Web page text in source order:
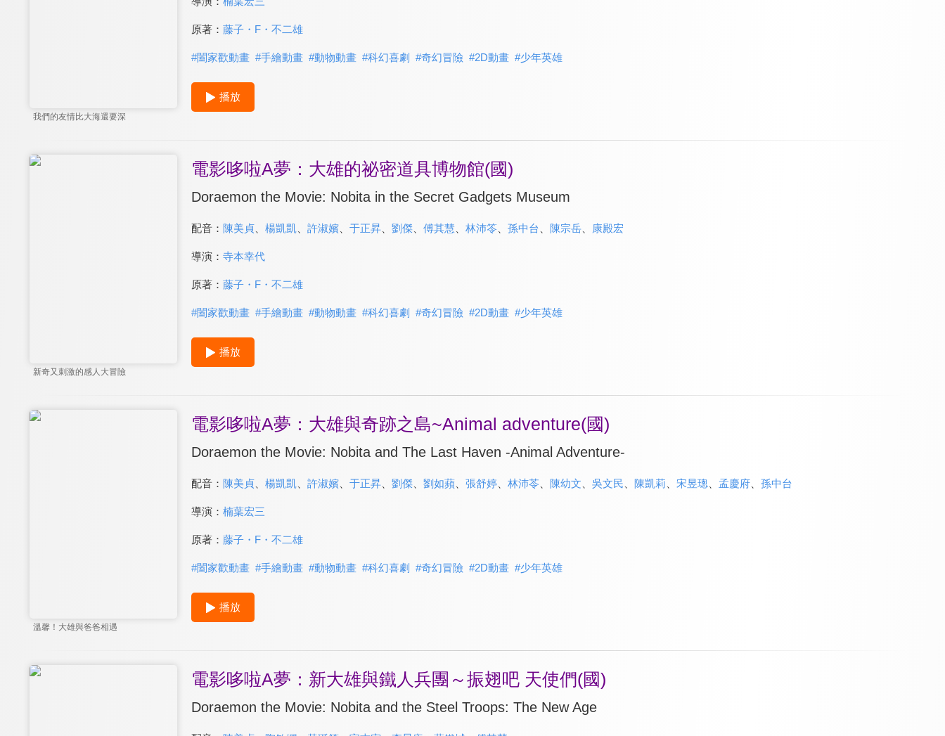
我們的友情比大海還要深
原著： 藤子・F・不二雄
#闔家歡動畫 #手繪動畫 #動物動畫 #科幻喜劇 #奇幻冒險 #2D動畫 #少年英雄
播放
新奇又刺激的感人大冒險
電影哆啦A夢：大雄的祕密道具博物館(國)
Doraemon the Movie: Nobita in the Secret Gadgets Museum
配音： 陳美貞、 楊凱凱 許淑嬪、 于正昇、 劉傑、 傅其慧、 林沛笭、 孫中台 陳宗岳、 康殿宏
導演： 寺本幸代
原著： 藤子・F・不二雄
#闔家歡動畫 #手繪動畫 #動物動畫 #科幻喜劇 #奇幻冒險 #2D動畫 #少年英雄
播放
溫馨！大雄與爸爸相遇
電影哆啦A夢：大雄與奇跡之島~Animal adventure(國)
Doraemon the Movie: Nobita and The Last Haven -Animal Adventure-
配音： 陳美貞、 楊凱凱 許淑嬪、 于正昇、 劉傑、 劉如蘋、 張舒婷、 林沛苓 陳幼文 吳文民 陳凱莉 宋昱璁 孟慶府、 孫中台
導演： 楠葉宏三
原著： 藤子・F・不二雄
#闔家歡動畫 #手繪動畫 #動物動畫 #科幻喜劇 #奇幻冒險 #2D動畫 #少年英雄
播放
電影哆啦A夢：新大雄與鐵人兵團～振翅吧 天使們(國)
Doraemon the Movie: Nobita and the Steel Troops: The New Age